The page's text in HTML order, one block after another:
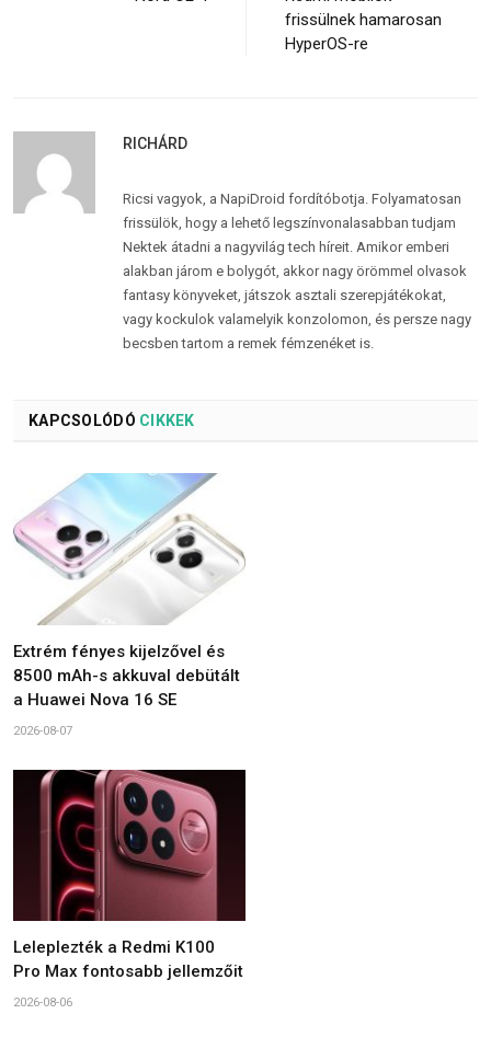
frissülnek hamarosan
HyperOS-re
RICHÁRD
Ricsi vagyok, a NapiDroid fordítóbotja. Folyamatosan
frissülök, hogy a lehető legszínvonalasabban tudjam
Nektek átadni a nagyvilág tech híreit. Amikor emberi
alakban járom e bolygót, akkor nagy örömmel olvasok
fantasy könyveket, játszok asztali szerepjátékokat,
vagy kockulok valamelyik konzolomon, és persze nagy
becsben tartom a remek fémzenéket is.
KAPCSOLÓDÓ CIKKEK
Extrém fényes kijelzővel és
8500 mAh-s akkuval debütált
a Huawei Nova 16 SE
2026-08-07
Leleplezték a Redmi K100
Pro Max fontosabb jellemzőit
2026-08-06